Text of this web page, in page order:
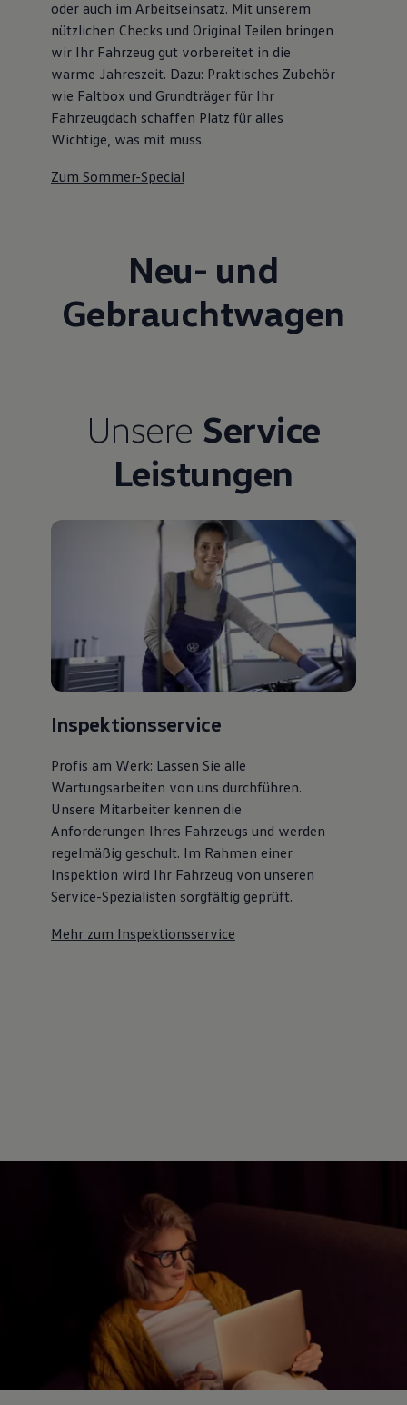
oder auch im Arbeitseinsatz. Mit unserem
nützlichen Checks und Original Teilen bringen
wir Ihr Fahrzeug gut vorbereitet in die
warme Jahreszeit. Dazu: Praktisches Zubehör
wie Faltbox und Grundträger für Ihr
Fahrzeugdach schaffen Platz für alles
Wichtige, was mit muss.
Zum Sommer-Special
Neu- und
Gebrauchtwagen
Unsere Service
Leistungen
Inspektionsservice
Profis am Werk: Lassen Sie alle
Wartungsarbeiten von uns durchführen.
Unsere Mitarbeiter kennen die
Anforderungen Ihres Fahrzeugs und werden
regelmäßig geschult. Im Rahmen einer
Inspektion wird Ihr Fahrzeug von unseren
Service-Spezialisten sorgfältig geprüft.
Mehr zum Inspektionsservice